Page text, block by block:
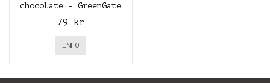
chocolate - GreenGate
79 kr
INFO